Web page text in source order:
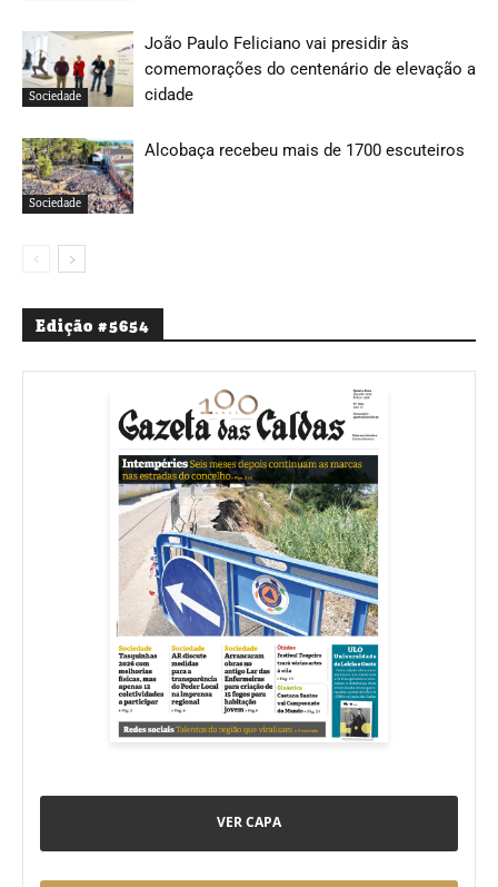
Sociedade
João Paulo Feliciano vai presidir às
comemorações do centenário de elevação a
cidade
Sociedade
Alcobaça recebeu mais de 1700 escuteiros
Edição #5654
VER CAPA